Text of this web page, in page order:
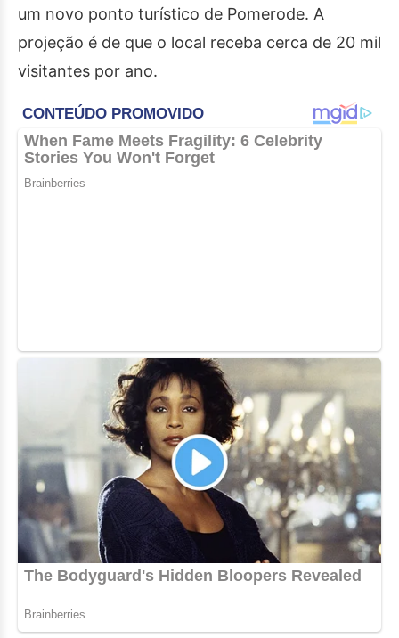
um novo ponto turístico de Pomerode. A
projeção é de que o local receba cerca de 20 mil
visitantes por ano.